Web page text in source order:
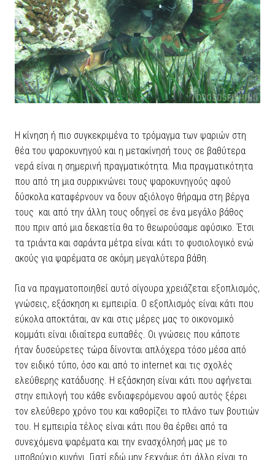
Η κίνηση ή πιο συγκεκριμένα το τρόμαγμα των ψαριών στη
θέα του ψαροκυνηγού και η μετακίνησή τους σε βαθύτερα
νερά είναι η σημερινή πραγματικότητα. Μια πραγματικότητα
που από τη μια συρρικνώνει τους ψαροκυνηγούς αφού
δύσκολα καταφέρνουν να δουν αξιόλογο θήραμα στη βέργα
τους και από την άλλη τους οδηγεί σε ένα μεγάλο βάθος
που πριν από μια δεκαετία θα το θεωρούσαμε αφύσικο. Έτσι
τα τριάντα και σαράντα μέτρα είναι κάτι το φυσιολογικό ενώ
ακούς για ψαρέματα σε ακόμη μεγαλύτερα βάθη.
Για να πραγματοποιηθεί αυτό σίγουρα χρειάζεται εξοπλισμός,
γνώσεις, εξάσκηση κι εμπειρία. Ο εξοπλισμός είναι κάτι που
εύκολα αποκτάται, αν και στις μέρες μας το οικονομικό
κομμάτι είναι ιδιαίτερα ευπαθές. Οι γνώσεις που κάποτε
ήταν δυσεύρετες τώρα δίνονται απλόχερα τόσο μέσα από
τον ειδικό τύπο, όσο και από το internet και τις σχολές
ελεύθερης κατάδυσης. Η εξάσκηση είναι κάτι που αφήνεται
στην επιλογή του κάθε ενδιαφερόμενου αφού αυτός ξέρει
τον ελεύθερο χρόνο του και καθορίζει το πλάνο των βουτιών
του. Η εμπειρία τέλος είναι κάτι που θα έρθει από τα
συνεχόμενα ψαρέματα και την ενασχόλησή μας με το
υποβρύχιο κυνήγι. Γιατί εδώ μην ξεχνάμε ότι άλλο είναι το